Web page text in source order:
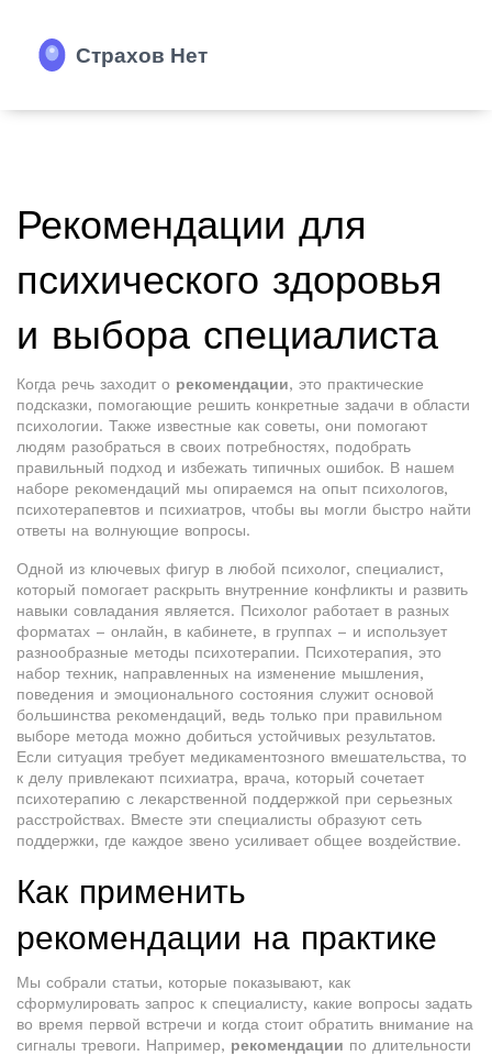
Рекомендации для
психического здоровья
и выбора специалиста
Когда речь заходит о рекомендации, это практические
подсказки, помогающие решить конкретные задачи в области
психологии. Также известные как советы, они помогают
людям разобраться в своих потребностях, подобрать
правильный подход и избежать типичных ошибок. В нашем
наборе рекомендаций мы опираемся на опыт психологов,
психотерапевтов и психиатров, чтобы вы могли быстро найти
ответы на волнующие вопросы.
Одной из ключевых фигур в любой психолог, специалист,
который помогает раскрыть внутренние конфликты и развить
навыки совладания является. Психолог работает в разных
форматах – онлайн, в кабинете, в группах – и использует
разнообразные методы психотерапии. Психотерапия, это
набор техник, направленных на изменение мышления,
поведения и эмоционального состояния служит основой
большинства рекомендаций, ведь только при правильном
выборе метода можно добиться устойчивых результатов.
Если ситуация требует медикаментозного вмешательства, то
к делу привлекают психиатра, врача, который сочетает
психотерапию с лекарственной поддержкой при серьезных
расстройствах. Вместе эти специалисты образуют сеть
поддержки, где каждое звено усиливает общее воздействие.
Как применить
рекомендации на практике
Мы собрали статьи, которые показывают, как
сформулировать запрос к специалисту, какие вопросы задать
во время первой встречи и когда стоит обратить внимание на
сигналы тревоги. Например, рекомендации по длительности